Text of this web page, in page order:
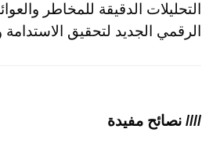
التحليلات الدقيقة للمخاطر
الرقمي الجديد لتحقيق الاستدامة
//// نصائح مفيدة